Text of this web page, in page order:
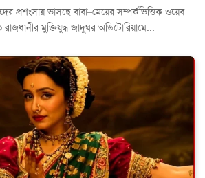
প্রশংসায় ভাসছে বাবা–মেয়ের সম্পর্কভিত্তিক ওয়েব
রাজধানীর মুক্তিযুদ্ধ জাদুঘর অডিটোরিয়ামে...